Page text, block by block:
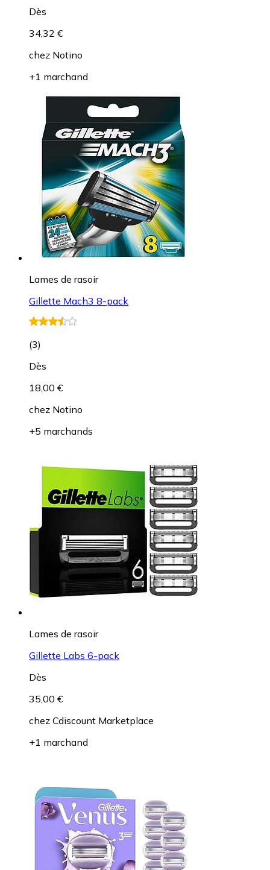
Dès
34,32 €
chez Notino
+1 marchand
Lames de rasoir
Gillette Mach3 8-pack
(3)
Dès
18,00 €
chez Notino
+5 marchands
Lames de rasoir
Gillette Labs 6-pack
Dès
35,00 €
chez Cdiscount Marketplace
+1 marchand